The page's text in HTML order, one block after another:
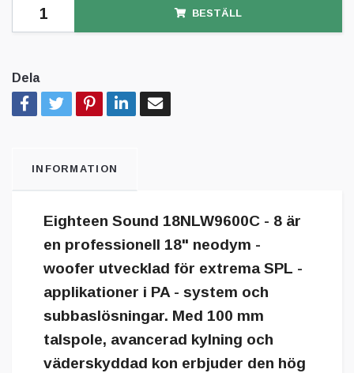
BESTÄLL
Dela
INFORMATION
Eighteen Sound 18NLW9600C - 8 är
en professionell 18" neodym -
woofer utvecklad för extrema SPL -
applikationer i PA - system och
subbaslösningar. Med 100 mm
talspole, avancerad kylning och
väderskyddad kon erbjuder den hög